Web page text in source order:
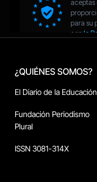
¿QUIÉNES SOMOS?
El Diario de la Educación
Fundación Periodismo
Plural
ISSN 3081-314X